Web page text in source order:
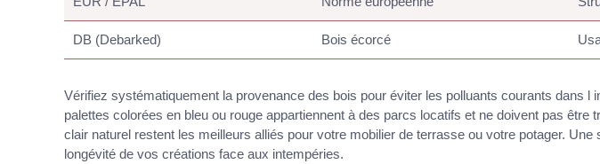
DB (Debarked) Bois écorcé
Vérifiez systématiquement la provenance des bois pour éviter les polluants courants dans l
palettes colorées en bleu ou rouge appartiennent à des parcs locatifs et ne doivent pas être
clair naturel restent les meilleurs alliés pour votre mobilier de terrasse ou votre potager.
longévité de vos créations face aux intempéries.